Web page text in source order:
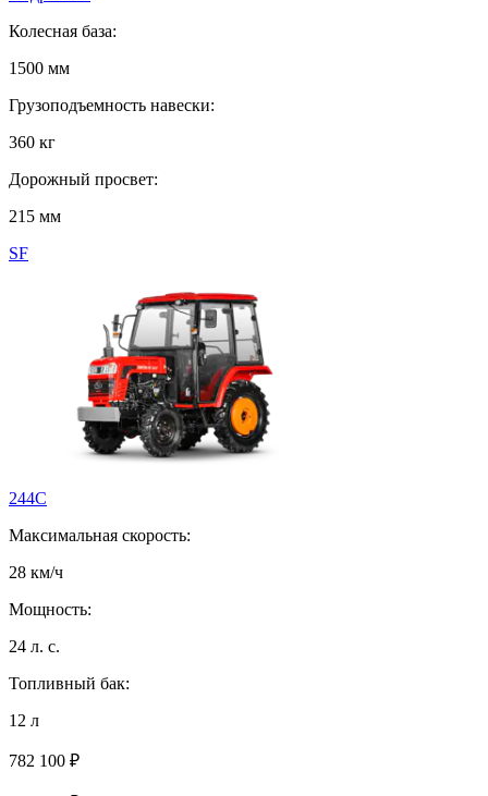
Колесная база:
1500 мм
Грузоподъемность навески:
360 кг
Дорожный просвет:
215 мм
SF
244С
Максимальная скорость:
28 км/ч
Мощность:
24 л. с.
Топливный бак:
12 л
782 100 ₽